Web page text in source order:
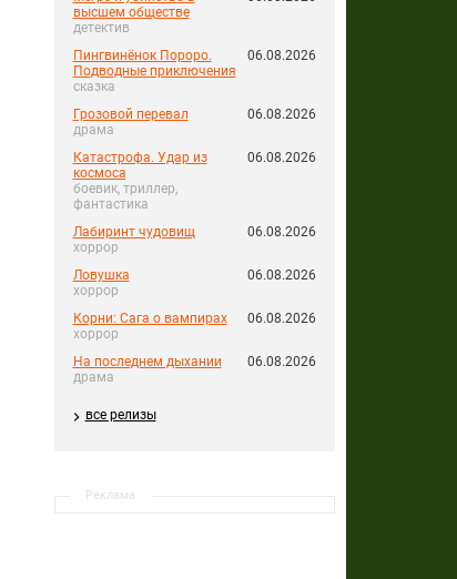
высшем обществе
детектив
Пингвинёнок Пороро.
Подводные приключения
сказка
06.08.2026
Грозовой перевал
драма
06.08.2026
Катастрофа. Удар из
космоса
боевик, триллер,
фантастика
06.08.2026
Лабиринт чудовищ
хоррор
06.08.2026
Ловушка
хоррор
06.08.2026
Корни: Сага о вампирах
хоррор
06.08.2026
На последнем дыхании
драма
06.08.2026
все релизы
Реклама